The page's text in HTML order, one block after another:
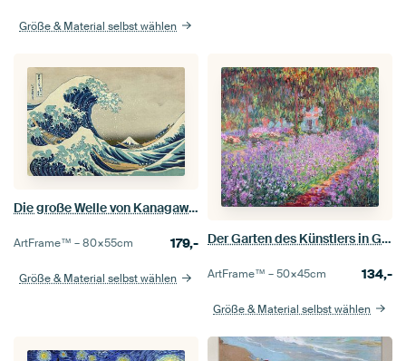
Größe & Material selbst wählen
Die große Welle von Kanagawa, Hokusai
ArtFrame™ –80×55cm 179,-
Größe & Material selbst wählen
Der Garten des Künstlers in Giverny, Claude Monet
ArtFrame™ –50×45cm 134,-
Größe & Material selbst wählen